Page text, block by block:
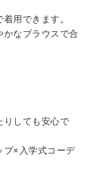
用できます。
かなブラウスで合
りしても安心で
プ×入学式コーデ